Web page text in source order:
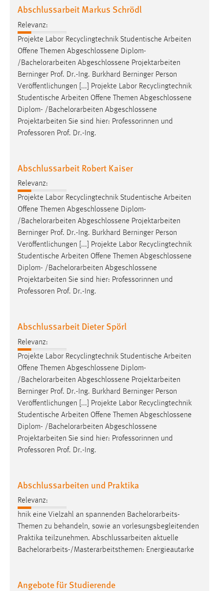
Abschlussarbeit Markus Schrödl
Relevanz:
Projekte Labor Recyclingtechnik Studentische Arbeiten
Offene Themen Abgeschlossene Diplom-
/ Bachelorarbeiten Abgeschlossene Projektarbeiten
Berninger Prof. Dr.-Ing. Burkhard Berninger Person
Veröffentlichungen [...] Projekte Labor Recyclingtechnik
Studentische Arbeiten Offene Themen Abgeschlossene
Diplom- / Bachelorarbeiten Abgeschlossene
Projektarbeiten Sie sind hier: Professorinnen und
Professoren Prof. Dr.-Ing.
Abschlussarbeit Robert Kaiser
Relevanz:
Projekte Labor Recyclingtechnik Studentische Arbeiten
Offene Themen Abgeschlossene Diplom-
/Bachelorarbeiten Abgeschlossene Projektarbeiten
Berninger Prof. Dr.-Ing. Burkhard Berninger Person
Veröffentlichungen [...] Projekte Labor Recyclingtechnik
Studentische Arbeiten Offene Themen Abgeschlossene
Diplom- /Bachelorarbeiten Abgeschlossene
Projektarbeiten Sie sind hier: Professorinnen und
Professoren Prof. Dr.-Ing.
Abschlussarbeit Dieter Spörl
Relevanz:
Projekte Labor Recyclingtechnik Studentische Arbeiten
Offene Themen Abgeschlossene Diplom-
/Bachelorarbeiten Abgeschlossene Projektarbeiten
Berninger Prof. Dr.-Ing. Burkhard Berninger Person
Veröffentlichungen [...] Projekte Labor Recyclingtechnik
Studentische Arbeiten Offene Themen Abgeschlossene
Diplom- /Bachelorarbeiten Abgeschlossene
Projektarbeiten Sie sind hier: Professorinnen und
Professoren Prof. Dr.-Ing.
Abschlussarbeiten und Praktika
Relevanz:
hnik eine Vielzahl an spannenden Bachelorarbeits-
Themen zu behandeln, sowie an vorlesungsbegleitenden
Praktika teilzunehmen. Abschlussarbeiten aktuelle
Bachelorarbeits-/Masterarbeitsthemen: Energieautarke
Angebote für Studierende